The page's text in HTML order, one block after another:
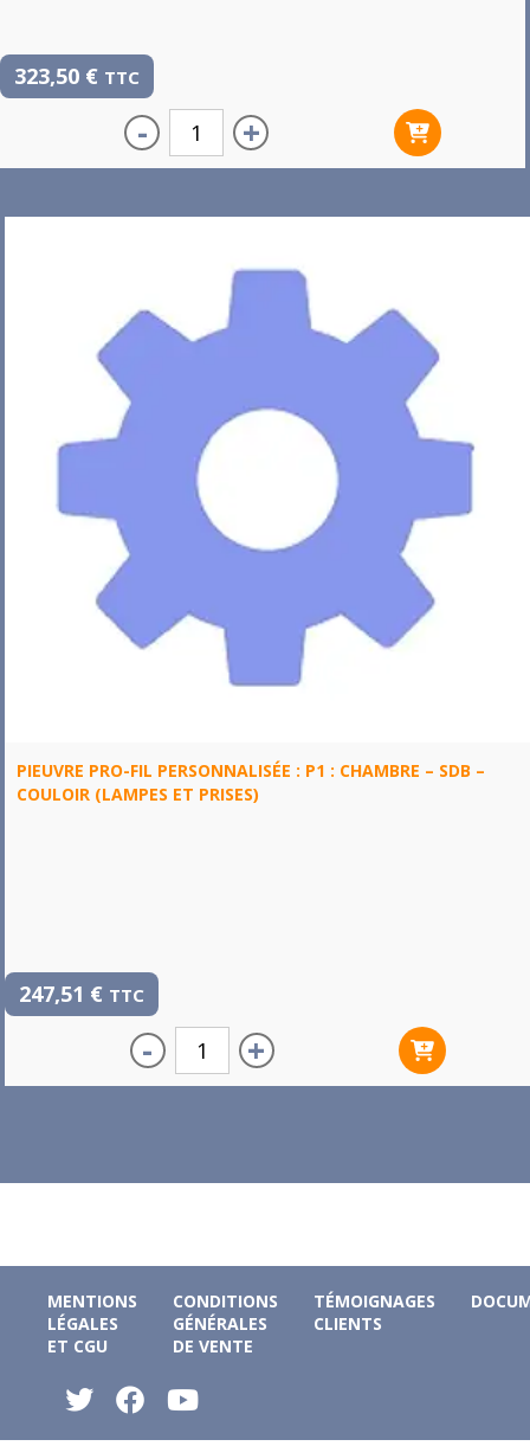
323,50 € TTC
- +
PIEUVRE PRO-FIL PERSONNALISÉE : P1 : CHAMBRE – SDB –
COULOIR (LAMPES ET PRISES)
247,51 € TTC
- +
MENTIONS
LÉGALES
ET CGU
CONDITIONS
GÉNÉRALES
DE VENTE
TÉMOIGNAGES
CLIENTS